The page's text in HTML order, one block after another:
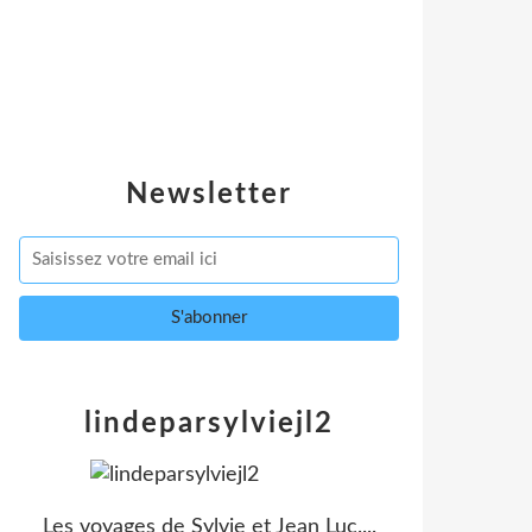
Newsletter
lindeparsylviejl2
Les voyages de Sylvie et Jean Luc....